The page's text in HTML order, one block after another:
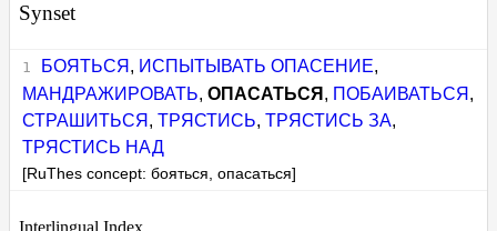
Synset
БОЯТЬСЯ , ИСПЫТЫВАТЬ ОПАСЕНИЕ,
МАНДРАЖИРОВАТЬ,ОПАСАТЬСЯ , ПОБАИВАТЬСЯ ,
СТРАШИТЬСЯ ,ТРЯСТИСЬ,ТРЯСТИСЬ ЗА,
ТРЯСТИСЬ НАД
[RuThes concept: бояться, опасаться]
Interlingual Index